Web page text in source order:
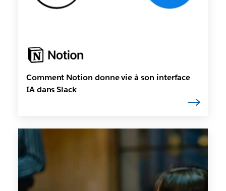
Comment Notion donne vie à son interface
IA dans Slack